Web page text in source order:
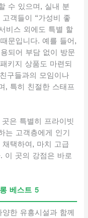
수 있으며, 실내 분
객들이 “가성비 좋
비스 외에도 특별 할
문입니다. 예를 들어,
되어 부담 없이 방문
키지 상품도 마련되
구들과의 모임이나
, 특히 친절한 스태프
은 특별히 프라이빗
는 고객층에게 인기
택하여, 마치 고급
이 곳의 강점은 바로
베스트 5
한 유흥시설과 함께